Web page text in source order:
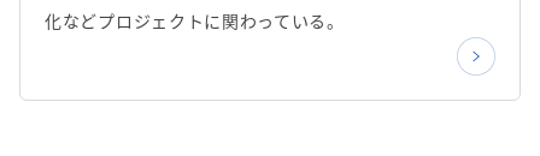
化などプロジェクトに関わっている。